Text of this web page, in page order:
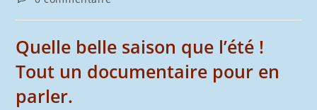
la
publication :
Quelle belle saison que l’été !
Tout un documentaire pour en
parler.